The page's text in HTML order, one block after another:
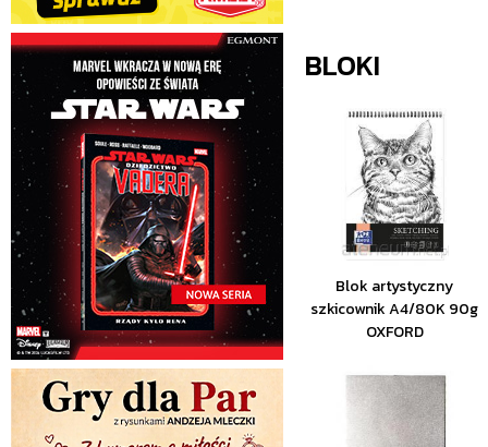
BLOKI
Blok artystyczny
szkicownik A4/80K 90g
OXFORD